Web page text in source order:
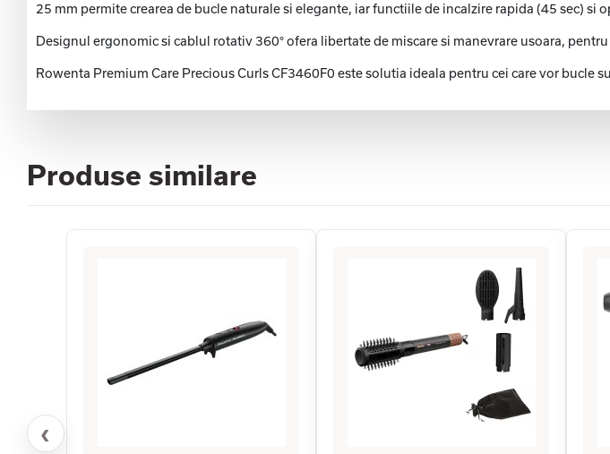
25 mm permite crearea de bucle naturale si elegante, iar functiile de incalzire rapida (45 sec) si
Designul ergonomic si cablul rotativ 360° ofera libertate de miscare si manevrare usoara,
Rowenta Premium Care Precious Curls CF3460F0 este solutia ideala pentru cei care vor
Produse similare
‹